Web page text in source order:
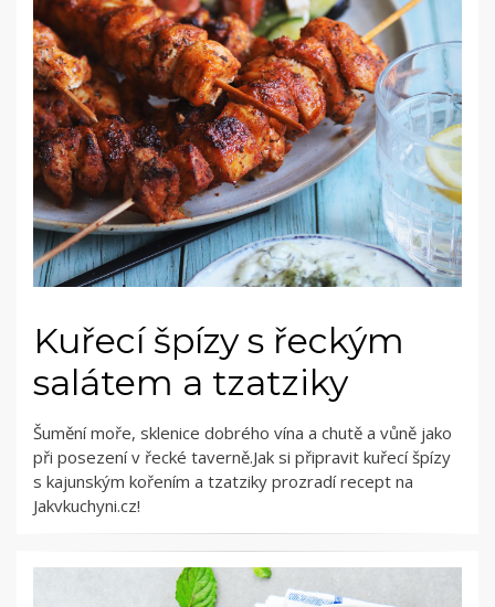
Kuřecí špízy s řeckým
salátem a tzatziky
Šumění moře, sklenice dobrého vína a chutě a vůně jako
při posezení v řecké taverně.Jak si připravit kuřecí špízy
s kajunským kořením a tzatziky prozradí recept na
Jakvkuchyni.cz!